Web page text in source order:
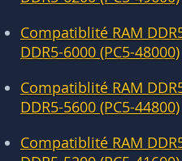
Compatiblité RAM
DDR5-6000 (PC5-48000)
Compatiblité RAM
DDR5-5600 (PC5-44800)
Compatiblité RAM